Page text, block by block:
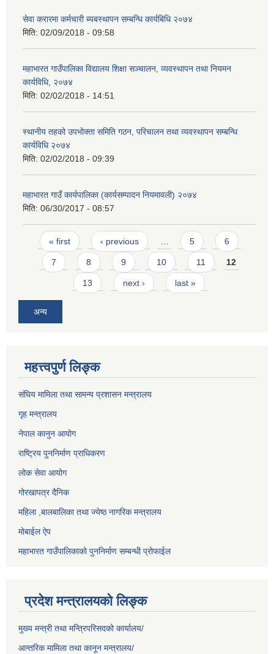
सेवा करारमा कर्मचारी ब्यबस्थापन सम्बन्धि कार्यबिधि २०७४
मिति: 02/09/2018 - 09:58
महाभारत गाउँपालिका विद्यालय शिक्षा सञ्चालन, व्यवस्थापन तथा नियमन
कार्यविधि, २०७४
मिति: 02/02/2018 - 14:51
स्थानीय तहको उपभोक्ता समिति गठन, परिचालन तथा व्यवस्थापन सम्बन्धि
कार्यविधि २०७४
मिति: 02/02/2018 - 09:39
महाभारत गाउँ कार्यपालिका (कार्यसम्पादन नियमावली) २०७४
मिति: 06/30/2017 - 08:57
Pages
« first ‹ previous 5 6
7 8 9 10 11 12
13 next › last »
अन्य
महत्त्वपुर्ण लिङ्क
संघिय मामिला तथा सामन्य प्रशासन मन्त्रालय
गृह मन्त्रालय
नेपाल कानुन आयोग
राष्ट्रिय पुननिर्माण प्राधिकरण
लोक सेवा आयोग
गोरखापत्र दैनिक
महिला ,बालबालिका तथा ज्येष्ठ नागरिक मन्त्रालय
मोबाईल ऐप
महाभारत गाउँपालिकाको पुननिर्माण सम्बन्धी प्रोफाईल
प्रदेश मन्त्रालयको लिङ्क
मुख्य मन्त्री तथा मन्त्रिपरिसदको कार्यालय/
आन्तरिक मामिला तथा कानून मन्त्रालय/